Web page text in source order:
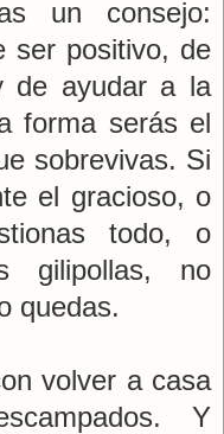
un consejo:
ser positivo, de
de ayudar a la
forma serás el
sobrevivas. Si
el gracioso, o
todo, o
gilipollas, no
quedas.
volver a casa
Y